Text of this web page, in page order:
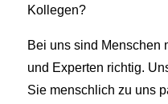
Kollegen?
Bei uns sind Menschen
und Experten richtig.
Sie menschlich zu uns